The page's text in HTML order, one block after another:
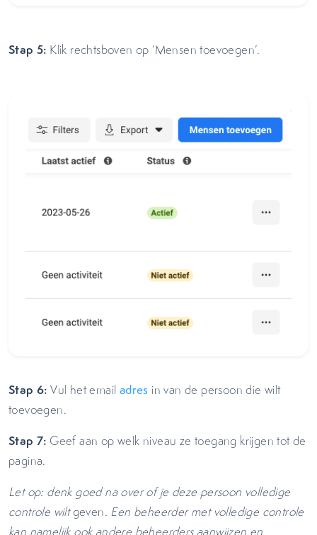
Stap 5: Klik rechtsboven op ‘Mensen toevoegen’.
Stap 6: Vul het email adres in van de persoon die wilt
toevoegen.
Stap 7: Geef aan op welk niveau ze toegang krijgen tot de
pagina.
Let op: denk goed na over of je deze persoon volledige
controle wiltgeven. Een beheerder met volledige controle
kan namelijk ook andere beheerders aanwijzen en